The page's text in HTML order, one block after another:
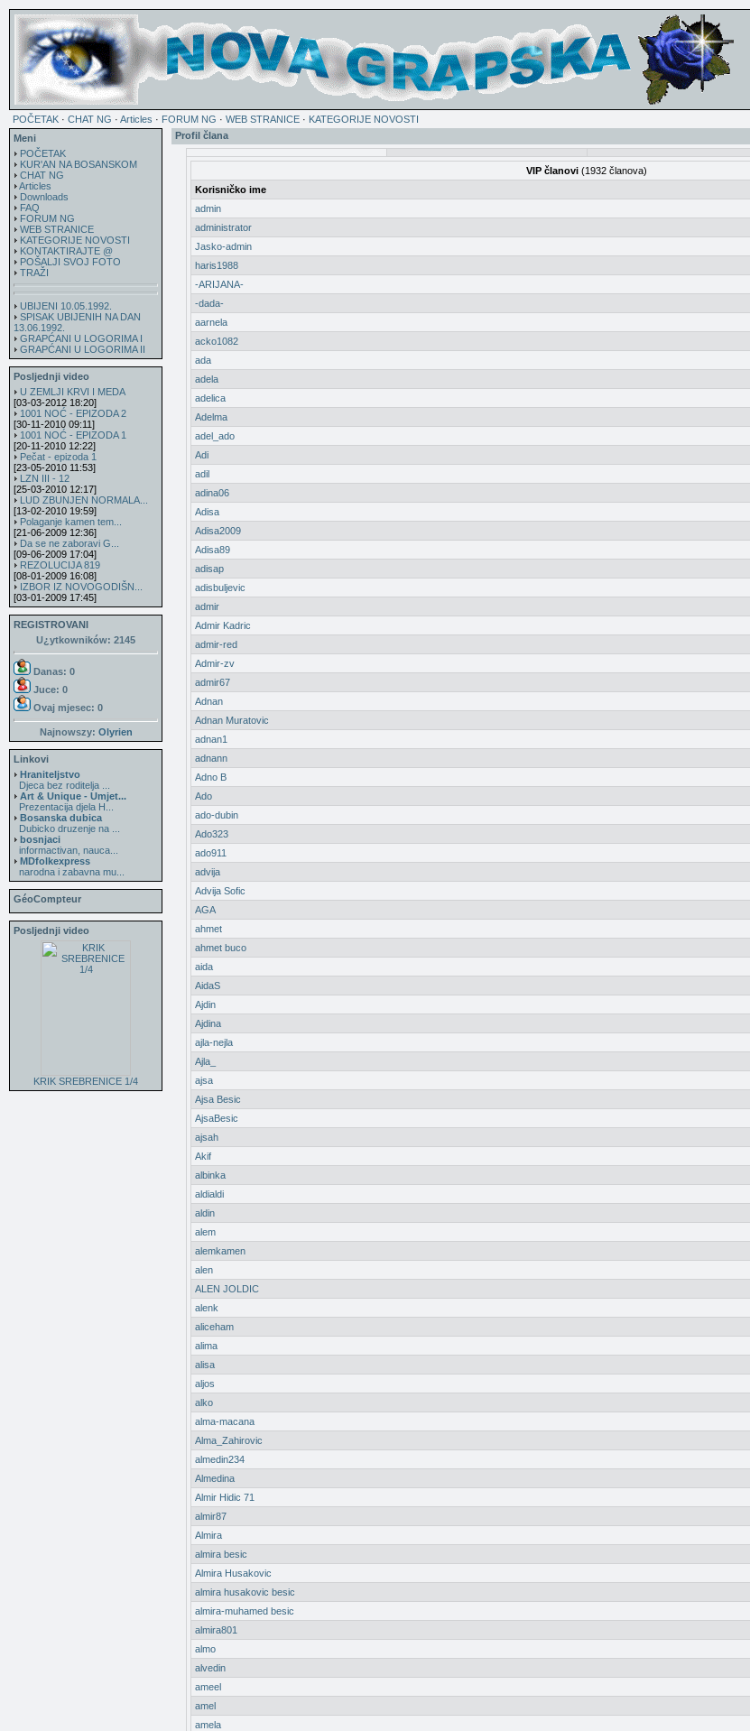
POČETAK · CHAT NG · Articles · FORUM NG · WEB STRANICE · KATEGORIJE NOVOSTI
Meni
POČETAK
KUR'AN NA BOSANSKOM
CHAT NG
Articles
Downloads
FAQ
FORUM NG
WEB STRANICE
KATEGORIJE NOVOSTI
KONTAKTIRAJTE @
POŠALJI SVOJ FOTO
TRAŽI
UBIJENI 10.05.1992.
SPISAK UBIJENIH NA DAN
13.06.1992.
GRAPĆANI U LOGORIMA I
GRAPĆANI U LOGORIMA II
Posljednji video
U ZEMLJI KRVI I MEDA
[03-03-2012 18:20]
1001 NOĆ - EPIZODA 2
[30-11-2010 09:11]
1001 NOĆ - EPIZODA 1
[20-11-2010 12:22]
Pečat - epizoda 1
[23-05-2010 11:53]
LZN III - 12
[25-03-2010 12:17]
LUD ZBUNJEN NORMALA...
[13-02-2010 19:59]
Polaganje kamen tem...
[21-06-2009 12:36]
Da se ne zaboravi G...
[09-06-2009 17:04]
REZOLUCIJA 819
[08-01-2009 16:08]
IZBOR IZ NOVOGODIŠN...
[03-01-2009 17:45]
REGISTROVANI
U¿ytkowników: 2145
Danas: 0
Juce: 0
Ovaj mjesec: 0
Najnowszy: Olyrien
Linkovi
Hraniteljstvo
Djeca bez roditelja ...
Art & Unique - Umjet...
Prezentacija djela H...
Bosanska dubica
Dubicko druzenje na ...
bosnjaci
informactivan, nauca...
MDfolkexpress
narodna i zabavna mu...
GéoCompteur
Posljednji video
KRIK SREBRENICE 1/4
Profil člana
VIP članovi (1932 članova)
Korisničko ime
admin
administrator
Jasko-admin
haris1988
-ARIJANA-
-dada-
aarnela
acko1082
ada
adela
adelica
Adelma
adel_ado
Adi
adil
adina06
Adisa
Adisa2009
Adisa89
adisap
adisbuljevic
admir
Admir Kadric
admir-red
Admir-zv
admir67
Adnan
Adnan Muratovic
adnan1
adnann
Adno B
Ado
ado-dubin
Ado323
ado911
advija
Advija Sofic
AGA
ahmet
ahmet buco
aida
AidaS
Ajdin
Ajdina
ajla-nejla
Ajla_
ajsa
Ajsa Besic
AjsaBesic
ajsah
Akif
albinka
aldialdi
aldin
alem
alemkamen
alen
ALEN JOLDIC
alenk
aliceham
alima
alisa
aljos
alko
alma-macana
Alma_Zahirovic
almedin234
Almedina
Almir Hidic 71
almir87
Almira
almira besic
Almira Husakovic
almira husakovic besic
almira-muhamed besic
almira801
almo
alvedin
ameel
amel
amela